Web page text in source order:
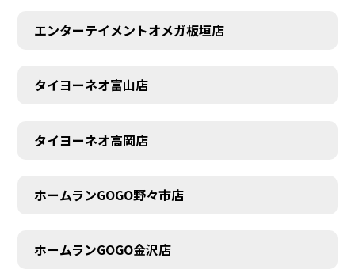
エンターテイメントオメガ板垣店
タイヨーネオ富山店
タイヨーネオ高岡店
ホームランGOGO野々市店
ホームランGOGO金沢店